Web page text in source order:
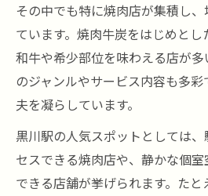
その中でも特に焼肉店が集積し
ています。焼肉牛炭をはじめと
和牛や希少部位を味わえる店が
のジャンルやサービス内容も多
夫を凝らしています。
黒川駅の人気スポットとしては
セスできる焼肉店や、静かな個
できる店舗が挙げられます。た